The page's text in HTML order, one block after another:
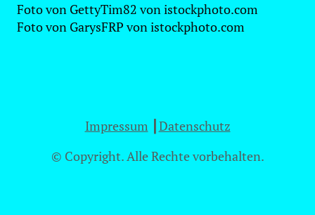
Foto von GettyTim82 von istockphoto.com
Foto von GarysFRP von istockphoto.com
Impressum
Datenschutz
© Copyright. Alle Rechte vorbehalten.